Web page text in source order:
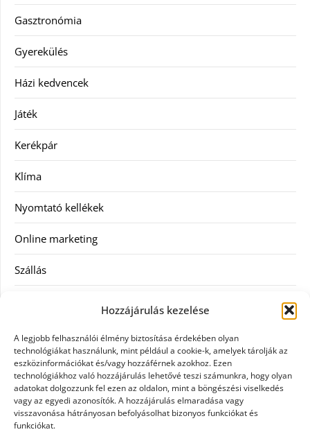
Hozzájárulás kezelése
A legjobb felhasználói élmény biztosítása érdekében olyan
technológiákat használunk, mint például a cookie-k, amelyek tárolják az
eszközinformációkat és/vagy hozzáférnek azokhoz. Ezen
technológiákhoz való hozzájárulás lehetővé teszi számunkra, hogy olyan
adatokat dolgozzunk fel ezen az oldalon, mint a böngészési viselkedés
vagy az egyedi azonosítók. A hozzájárulás elmaradása vagy
visszavonása hátrányosan befolyásolhat bizonyos funkciókat és
funkciókat.
Gasztronómia
Gyerekülés
Házi kedvencek
Játék
Kerékpár
Klíma
Nyomtató kellékek
Online marketing
Szállás
Szellőztető
Szolgáltatás
Táskák
Utazás